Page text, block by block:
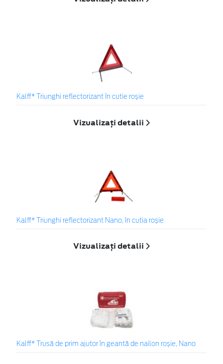
Kalff* Triunghi reflectorizant în cutie roșie
Vizualizați detalii
Kalff* Triunghi reflectorizant Nano, în cutia roșie
Vizualizați detalii
Kalff* Trusă de prim ajutor în geantă de nailon roșie, Nano